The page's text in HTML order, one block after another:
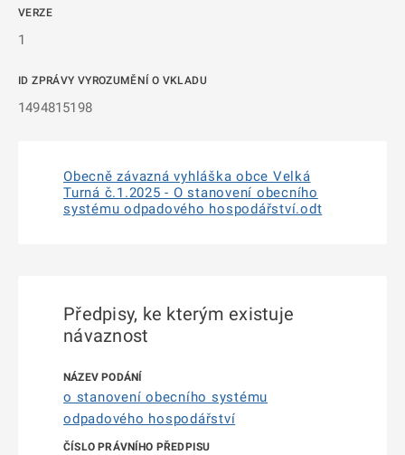
VERZE
1
ID ZPRÁVY VYROZUMĚNÍ O VKLADU
1494815198
Obecně závazná vyhláška obce Velká
Turná č.1.2025 - O stanovení obecního
systému odpadového hospodářství.odt
Předpisy, ke kterým existuje
návaznost
o stanovení obecního systému
odpadového hospodářství